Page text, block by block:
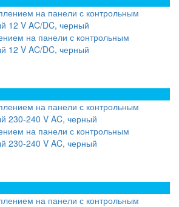
на панели с контрольным
12 V AC/DC, черный
на панели с контрольным
230-240 V AC, черный